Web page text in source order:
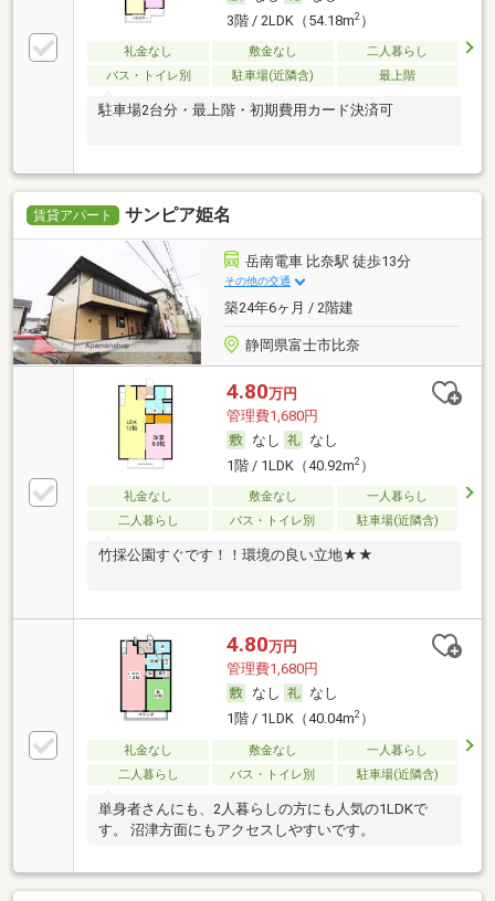
3階 / 2LDK（54.18m2）
礼金なし 敷金なし
二人暮らし
バス・トイレ別
駐車場(近隣含) 最上階
駐車場2台分・最上階・初期費用カード決済可
賃貸アパート サンピア姫名
岳南電車 比奈駅 徒歩13分
その他の交通
築24年6ヶ月 / 2階建
静岡県富士市比奈
4.80万円
管理費1,680円
なし
なし
1階 / 1LDK（40.92m2）
礼金なし 敷金なし
一人暮らし
二人暮らし
バス・トイレ別 駐車場(近隣含)
竹採公園すぐです！！環境の良い立地★★
4.80万円
管理費1,680円
なし
なし
1階 / 1LDK（40.04m2）
礼金なし 敷金なし
一人暮らし
二人暮らし
バス・トイレ別 駐車場(近隣含)
単身者さんにも、2人暮らしの方にも人気の1LDKで
す。 沼津方面にもアクセスしやすいです。